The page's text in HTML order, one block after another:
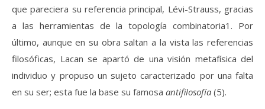
que pareciera su referencia principal, Lévi-Strauss, gracias
a las herramientas de la topología combinatoria1. Por
último, aunque en su obra saltan a la vista las referencias
filosóficas, Lacan se apartó de una visión metafísica del
individuo y propuso un sujeto caracterizado por una falta
en su ser; esta fue la base su famosa antifilosofía (5).